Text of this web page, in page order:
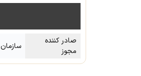
صادر کننده
مجوز